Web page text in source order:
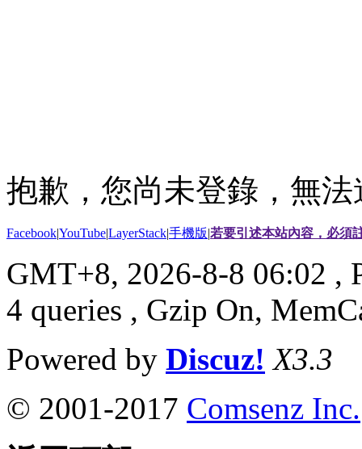
抱歉，您尚未登錄，無
Facebook|YouTube|LayerStack|手機版|若要引述本站內容，必須
GMT+8, 2026-8-8 06:02 ,
4 queries , Gzip On,
Powered by Discuz! X3.3
© 2001-2017 Comsenz Inc.